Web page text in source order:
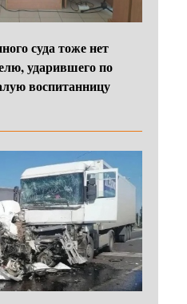
суда тоже нет
ударившего по
воспитанницу